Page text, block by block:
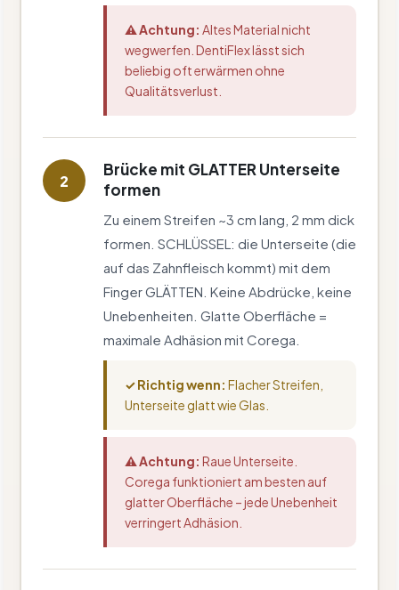
⚠ Achtung: Altes Material nicht
wegwerfen. DentiFlex lässt sich
beliebig oft erwärmen ohne
Qualitätsverlust.
2
Brücke mit GLATTER Unterseite
formen
Zu einem Streifen ~3 cm lang, 2 mm dick
formen. SCHLÜSSEL: die Unterseite (die
auf das Zahnfleisch kommt) mit dem
Finger GLÄTTEN. Keine Abdrücke, keine
Unebenheiten. Glatte Oberfläche =
maximale Adhäsion mit Corega.
✓ Richtig wenn: Flacher Streifen,
Unterseite glatt wie Glas.
⚠ Achtung: Raue Unterseite.
Corega funktioniert am besten auf
glatter Oberfläche – jede Unebenheit
verringert Adhäsion.